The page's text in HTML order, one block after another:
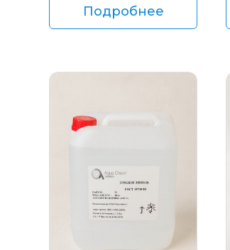
Подробнее